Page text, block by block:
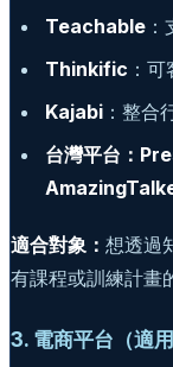
Teachable：
Thinkific ：
Kajabi：整合
台灣平台：
適合對象： 想透過
有課程或訓練計畫
3. 電商平台（適